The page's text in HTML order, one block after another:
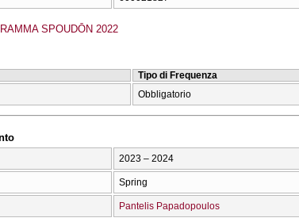
SPOUDŌN 2022
Tipo di Frequenza
Obbligatorio
2023 – 2024
Spring
Pantelis Papadopoulos